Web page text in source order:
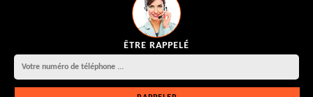
ÊTRE RAPPELÉ